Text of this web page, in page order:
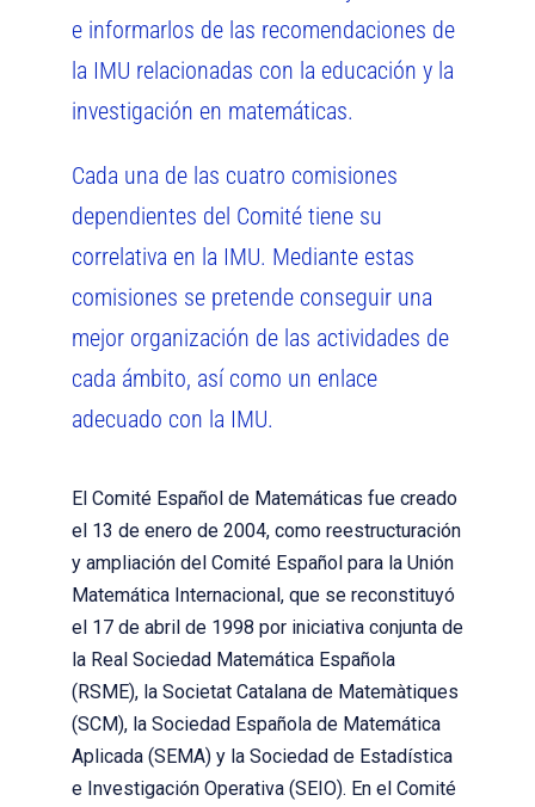
e informarlos de las recomendaciones de
la IMU relacionadas con la educación y la
investigación en matemáticas.
Cada una de las cuatro comisiones
dependientes del Comité tiene su
correlativa en la IMU. Mediante estas
comisiones se pretende conseguir una
mejor organización de las actividades de
cada ámbito, así como un enlace
adecuado con la IMU.
El Comité Español de Matemáticas fue creado
el 13 de enero de 2004, como reestructuración
y ampliación del Comité Español para la Unión
Matemática Internacional, que se reconstituyó
el 17 de abril de 1998 por iniciativa conjunta de
la Real Sociedad Matemática Española
(RSME), la Societat Catalana de Matemàtiques
(SCM), la Sociedad Española de Matemática
Aplicada (SEMA) y la Sociedad de Estadística
e Investigación Operativa (SEIO). En el Comité